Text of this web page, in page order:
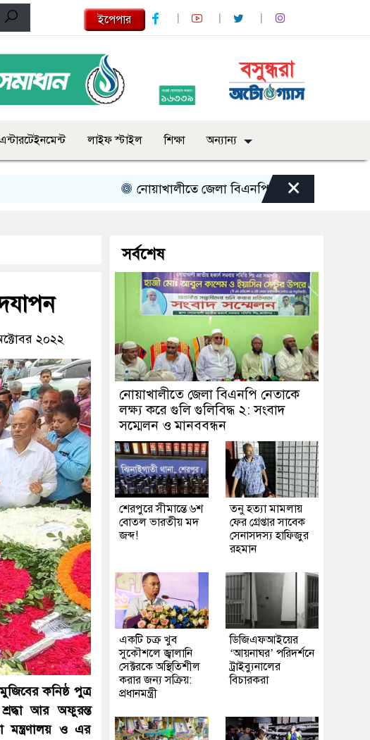
ইপেপার
লাইফ স্টাইল শিক্ষা অন্যান্য
নোয়াখালীতে জেলা বিএনপি নেতাকে লক্ষ্য করে গুলি
×
২০২২
কনিষ্ঠ পুত্র
আর অফুরন্ত
মন্ত্রণালয় ও এর
সর্বশেষ
নোয়াখালীতে জেলা বিএনপি নেতাকে
লক্ষ্য করে গুলি গুলিবিদ্ধ ২: সংবাদ
সম্মেলন ও মানববন্ধন
শেরপুরে সীমান্তে ৬শ
বোতল ভারতীয় মদ
জব্দ!
তনু হত্যা মামলায়
ফের গ্রেপ্তার সাবেক
সেনাসদস্য হাফিজুর
রহমান
একটি চক্র খুব
সুকৌশলে জ্বালানি
সেক্টরকে অস্থিতিশীল
করার জন্য সক্রিয়:
প্রধানমন্ত্রী
ডিজিএফআইয়ের
‘আয়নাঘর’ পরিদর্শনে
ট্রাইব্যুনালের
বিচারকরা